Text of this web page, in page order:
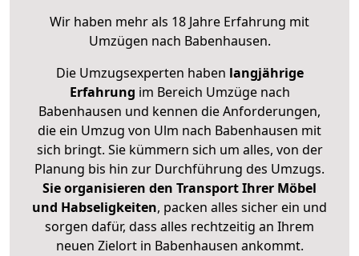
Wir haben mehr als 18 Jahre Erfahrung mit
Umzügen nach Babenhausen.
Die Umzugsexperten haben langjährige
Erfahrung im Bereich Umzüge nach
Babenhausen und kennen die Anforderungen,
die ein Umzug von Ulm nach Babenhausen mit
sich bringt. Sie kümmern sich um alles, von der
Planung bis hin zur Durchführung des Umzugs.
Sie organisieren den Transport Ihrer Möbel
und Habseligkeiten, packen alles sicher ein und
sorgen dafür, dass alles rechtzeitig an Ihrem
neuen Zielort in Babenhausen ankommt.